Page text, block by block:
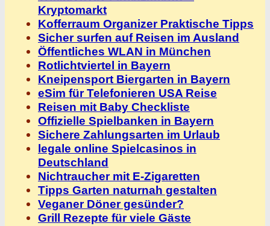
Kryptomarkt
Kofferraum Organizer Praktische Tipps
Sicher surfen auf Reisen im Ausland
Öffentliches WLAN in München
Rotlichtviertel in Bayern
Kneipensport Biergarten in Bayern
eSim für Telefonieren USA Reise
Reisen mit Baby Checkliste
Offizielle Spielbanken in Bayern
Sichere Zahlungsarten im Urlaub
legale online Spielcasinos in
Deutschland
Nichtraucher mit E-Zigaretten
Tipps Garten naturnah gestalten
Veganer Döner gesünder?
Grill Rezepte für viele Gäste